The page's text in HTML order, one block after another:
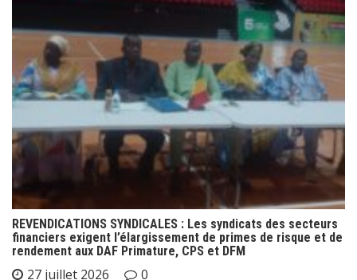
REVENDICATIONS SYNDICALES : Les syndicats des secteurs
financiers exigent l’élargissement de primes de risque et de
rendement aux DAF Primature, CPS et DFM
27 juillet 2026 0